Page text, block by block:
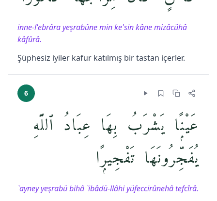
inne-l'ebrâra yeşrabûne min ke'sin kâne mizâcühâ
kâfûrâ.
Şüphesiz iyiler kafur katılmış bir tastan içerler.
6
عَيْنًۭا يَشْرَبُ بِهَا عِبَادُ ٱللَّهِ
يُفَجِّرُونَهَا تَفْجِيرًۭا
`ayney yeşrabü bihâ `ibâdü-llâhi yüfeccirûnehâ tefcîrâ.